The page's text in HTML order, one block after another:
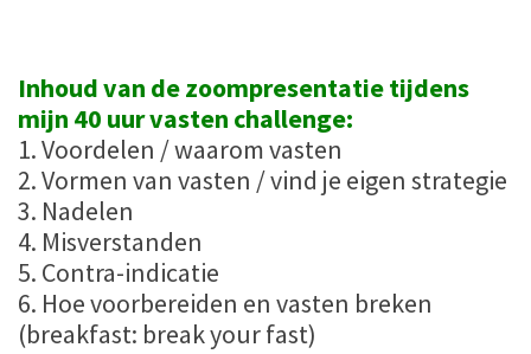
Inhoud van de zoompresentatie tijdens
mijn 40 uur vasten challenge:
1. Voordelen / waarom vasten
2. Vormen van vasten / vind je eigen strategie
3. Nadelen
4. Misverstanden
5. Contra-indicatie
6. Hoe voorbereiden en vasten breken
(breakfast: break your fast)